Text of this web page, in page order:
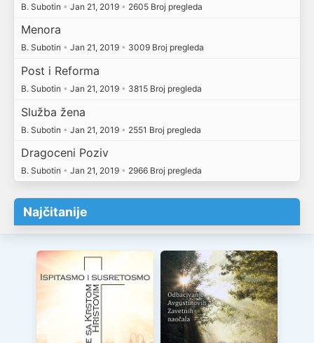
B. Subotin • Jan 21, 2019 • 2605 Broj pregleda
Menora
B. Subotin • Jan 21, 2019 • 3009 Broj pregleda
Post i Reforma
B. Subotin • Jan 21, 2019 • 3815 Broj pregleda
Služba žena
B. Subotin • Jan 21, 2019 • 2551 Broj pregleda
Dragoceni Poziv
B. Subotin • Jan 21, 2019 • 2966 Broj pregleda
Najčitanije